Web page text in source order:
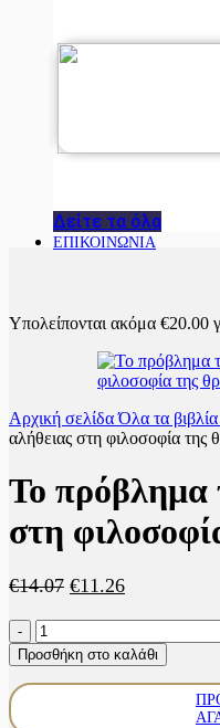
Δείτε τα όλα
ΕΠΙΚΟΙΝΩΝΙΑ
Υπολείπονται ακόμα €20.00
Αρχική σελίδαΌλα τα βιβλία
αλήθειας στη φιλοσοφία της
Το πρόβλημα
στη
€14.07 Original
€14.07.
€11.26Η
είναι:
€11.26.
Το
πρόβλημα
της
αλήθειας
Προσθήκη στο καλάθι